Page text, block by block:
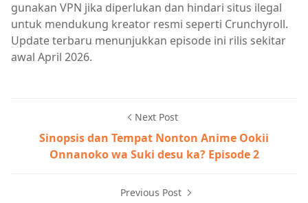
gunakan VPN jika diperlukan dan hindari situs ilegal
untuk mendukung kreator resmi seperti Crunchyroll.
Update terbaru menunjukkan episode ini rilis sekitar
awal April 2026.
Next Post
Sinopsis dan Tempat Nonton Anime Ookii
Onnanoko wa Suki desu ka? Episode 2
Previous Post